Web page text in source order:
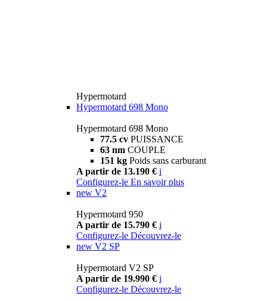
Hypermotard
Hypermotard 698 Mono
Hypermotard 698 Mono
77.5 cv PUISSANCE
63 nm COUPLE
151 kg Poids sans carburant
A partir de 13.190 € i
Configurez-le En savoir plus
new V2
Hypermotard 950
A partir de 15.790 € i
Configurez-le Découvrez-le
new V2 SP
Hypermotard V2 SP
A partir de 19.990 € i
Configurez-le Découvrez-le